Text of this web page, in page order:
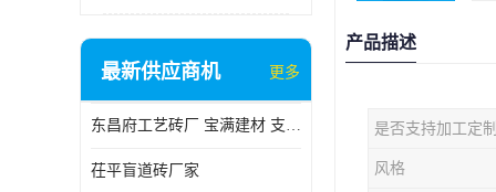
最新供应商机 更多
东昌府工艺砖厂 宝满建材 支持定制
茌平盲道砖厂家
产品描述
是否支持加工定制
风格